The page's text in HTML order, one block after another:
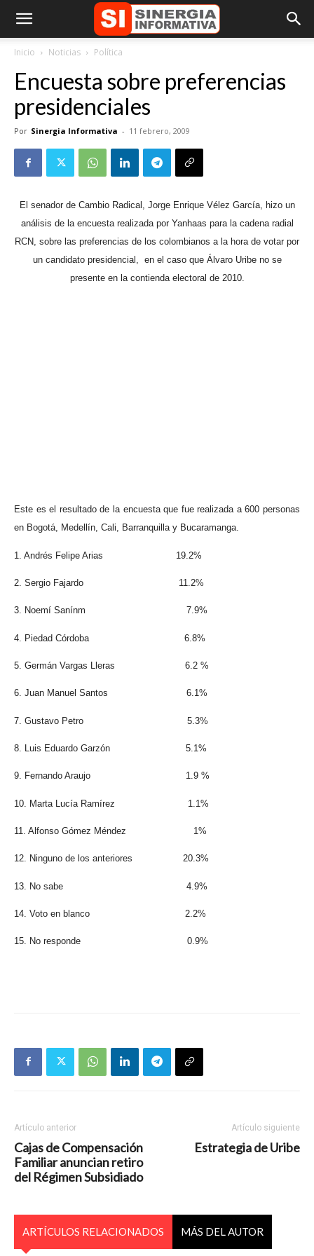
Inicio Noticias Política
Encuesta sobre preferencias
presidenciales
Por Sinergia Informativa - 11 febrero, 2009
El senador de Cambio Radical, Jorge Enrique Vélez García, hizo un
análisis de la encuesta realizada por Yanhaas para la cadena radial
RCN, sobre las preferencias de los colombianos a la hora de votar por
un candidato presidencial, en el caso que Álvaro Uribe no se
presente en la contienda electoral de 2010.
Este es el resultado de la encuesta que fue realizada a 600 personas
en Bogotá, Medellín, Cali, Barranquilla y Bucaramanga.
1. Andrés Felipe Arias 19.2%
2. Sergio Fajardo 11.2%
3. Noemí Sanínm 7.9%
4. Piedad Córdoba 6.8%
5. Germán Vargas Lleras 6.2 %
6. Juan Manuel Santos 6.1%
7. Gustavo Petro 5.3%
8. Luis Eduardo Garzón 5.1%
9. Fernando Araujo 1.9 %
10. Marta Lucía Ramírez 1.1%
11. Alfonso Gómez Méndez 1%
12. Ninguno de los anteriores 20.3%
13. No sabe 4.9%
14. Voto en blanco 2.2%
15. No responde 0.9%
Artículo anterior
Cajas de Compensación
Familiar anuncian retiro
del Régimen Subsidiado
Artículo siguiente
Estrategia de Uribe
ARTÍCULOS RELACIONADOS MÁS DEL AUTOR